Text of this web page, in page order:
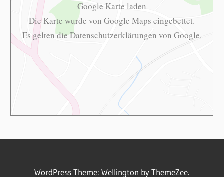
Google Karte laden
Die Karte wurde von Google Maps eingebettet.
Es gelten dieDatenschutzerklärungen von Google.
WordPress Theme: Wellington by ThemeZee.